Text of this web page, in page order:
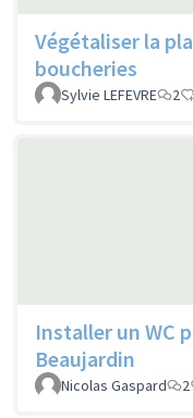
Végétaliser la
boucheries
Sylvie LEFEVRE 2
Installer un WC
Beaujardin
Nicolas Gaspard 2